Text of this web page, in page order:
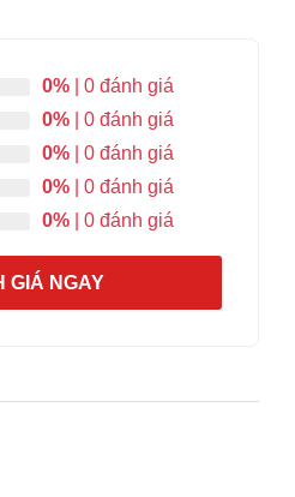
0% | 0 đánh giá
0% | 0 đánh giá
0% | 0 đánh giá
0% | 0 đánh giá
0% | 0 đánh giá
GIÁ NGAY